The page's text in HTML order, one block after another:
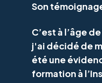
Son
C’est à l’âge
j'ai décidé de
été une
formation à